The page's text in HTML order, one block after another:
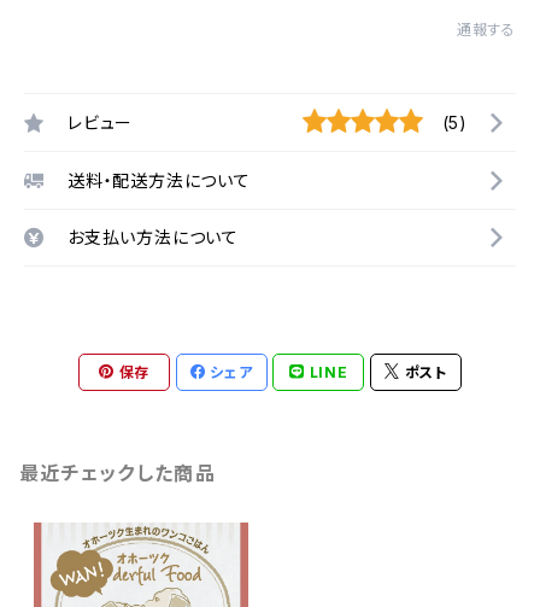
通報する
レビュー (5)
送料・配送方法について
お支払い方法について
保存 シェア LINE ポスト
最近チェックした商品